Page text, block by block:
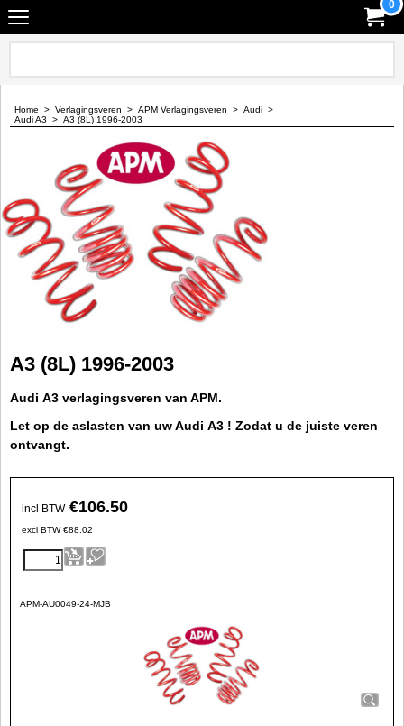
0
Home > Verlagingsveren > APM Verlagingsveren > Audi >
Audi A3 > A3 (8L) 1996-2003
A3 (8L) 1996-2003
Audi A3 verlagingsveren van APM.
Let op de aslasten van uw Audi A3 ! Zodat u de juiste veren
ontvangt.
incl BTW €106.50
excl BTW €88.02
APM-AU0049-24-MJB